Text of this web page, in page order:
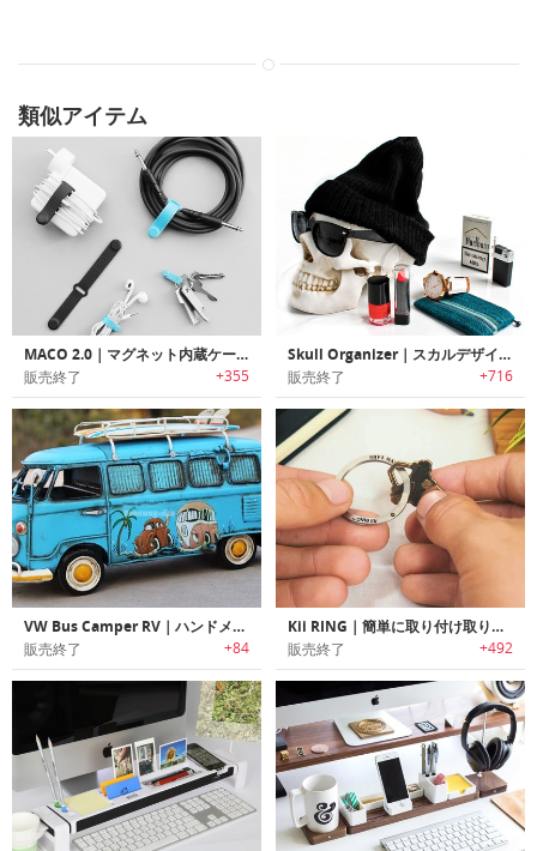
類似アイテム
MACO 2.0｜マグネット内蔵ケーブルオーガナイザー「マコ2.0｣
販売終了 +355
Skull Organizer｜スカルデザイン収納ケース「スカルオーガナイザー」
販売終了 +716
VW Bus Camper RV｜ハンドメイドビンテージVWモデルカー貯金箱
販売終了 +84
Kii RING｜簡単に取り付け取り外し可能なキーリング「キイリング」
販売終了 +492